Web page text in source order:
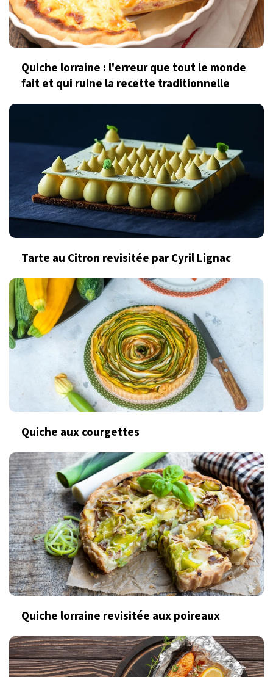
Quiche lorraine : l'erreur que tout le monde
fait et qui ruine la recette traditionnelle
Tarte au Citron revisitée par Cyril Lignac
Quiche aux courgettes
Quiche lorraine revisitée aux poireaux